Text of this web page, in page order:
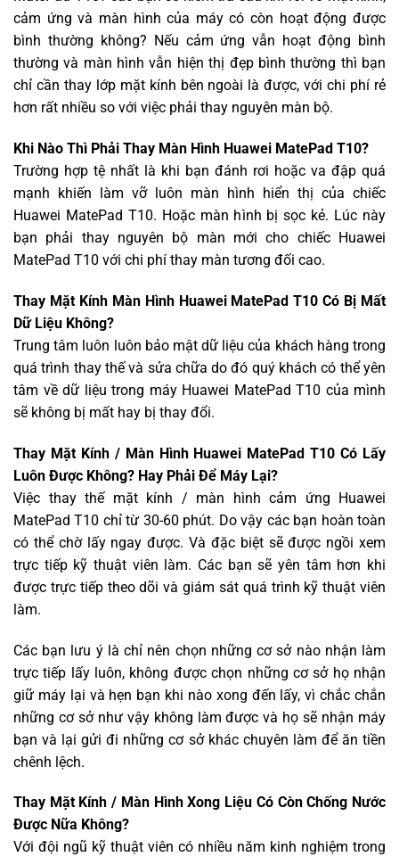
cảm ứng và màn hình của máy có còn hoạt động được
bình thường không? Nếu cảm ứng vẫn hoạt động bình
thường và màn hình vẫn hiện thị đẹp bình thường thì bạn
chỉ cần thay lớp mặt kính bên ngoài là được, với chi phí rẻ
hơn rất nhiều so với việc phải thay nguyên màn bộ.
Khi Nào Thì Phải Thay Màn Hình Huawei MatePad T10?
Trường hợp tệ nhất là khi bạn đánh rơi hoặc va đập quá
mạnh khiến làm vỡ luôn màn hình hiển thị của chiếc
Huawei MatePad T10. Hoặc màn hình bị sọc kẻ. Lúc này
bạn phải thay nguyên bộ màn mới cho chiếc Huawei
MatePad T10 với chi phí thay màn tương đối cao.
Thay Mặt Kính Màn Hình Huawei MatePad T10 Có Bị Mất
Dữ Liệu Không?
Trung tâm luôn luôn bảo mật dữ liệu của khách hàng trong
quá trình thay thế và sửa chữa do đó quý khách có thể yên
tâm về dữ liệu trong máy Huawei MatePad T10 của mình
sẽ không bị mất hay bị thay đổi.
Thay Mặt Kính / Màn Hình Huawei MatePad T10 Có Lấy
Luôn Được Không? Hay Phải Để Máy Lại?
Việc thay thế mặt kính / màn hình cảm ứng Huawei
MatePad T10 chỉ từ 30-60 phút. Do vậy các bạn hoàn toàn
có thể chờ lấy ngay được. Và đặc biệt sẽ được ngồi xem
trực tiếp kỹ thuật viên làm. Các bạn sẽ yên tâm hơn khi
được trực tiếp theo dõi và giám sát quá trình kỹ thuật viên
làm.
Các bạn lưu ý là chỉ nên chọn những cơ sở nào nhận làm
trực tiếp lấy luôn, không được chọn những cơ sở họ nhận
giữ máy lại và hẹn bạn khi nào xong đến lấy, vì chắc chắn
những cơ sở như vậy không làm được và họ sẽ nhận máy
bạn và lại gửi đi những cơ sở khác chuyên làm để ăn tiền
chênh lệch.
Thay Mặt Kính / Màn Hình Xong Liệu Có Còn Chống Nước
Được Nữa Không?
Với đội ngũ kỹ thuật viên có nhiều năm kinh nghiệm trong